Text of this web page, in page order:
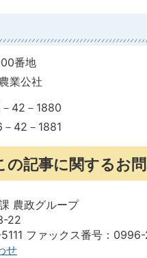
番地
業公社
－1880
42－1881
の記事に関するお
農政グループ
22
ファックス番号：
せ